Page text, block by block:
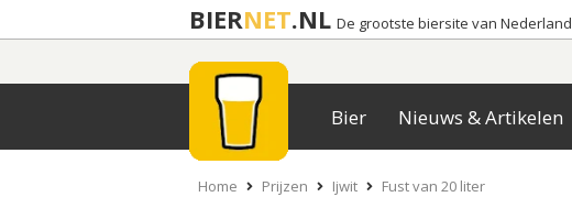
BIERNET.NL De grootste biersite van Nederland
Bier Nieuws & Artikelen
Home Prijzen Ijwit Fust van 20 liter